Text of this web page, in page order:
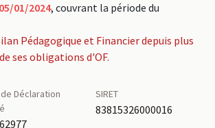
05/01/2024, couvrant la période du
Pédagogique et Financier depuis plus
ses obligations d'OF.
Déclaration
SIRET
83815326000016